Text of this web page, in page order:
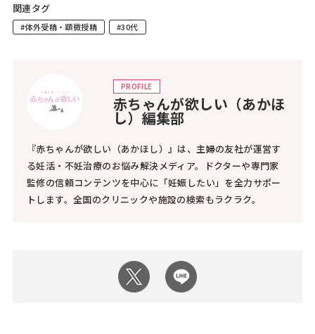
関連タグ
#体外受精・顕微授精 #30代
PROFILE
赤ちゃんが欲しい（あかほ
し）編集部
『赤ちゃんが欲しい（あかほし）』は、主婦の友社が運営す
る妊活・不妊治療のお悩み解決メディア。ドクターや専門家
監修の信頼コンテンツを中心に「妊娠したい」を全力サポー
トします。全国のクリニックや施設の検索もラクラク。